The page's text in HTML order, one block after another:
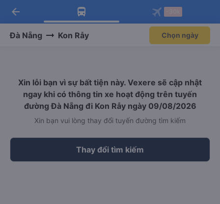
Tải app Vexere ngay!
Nhận ưu đãi thành viên độc
Mở app
Tải app Vexere
-30k/ghế khi đặt vé máy bay qua
Mở app
arrow_back
Đà Nẵng Kon Rẫy Chọn ngày
Xin lỗi bạn vì sự bất tiện này. Vexere sẽ cập nhật
ngay khi có thông tin xe hoạt động trên tuyến
đường Đà Nẵng đi Kon Rẫy ngày 09/08/2026
Xin bạn vui lòng thay đổi tuyến đường tìm kiếm
Thay đổi tìm kiếm